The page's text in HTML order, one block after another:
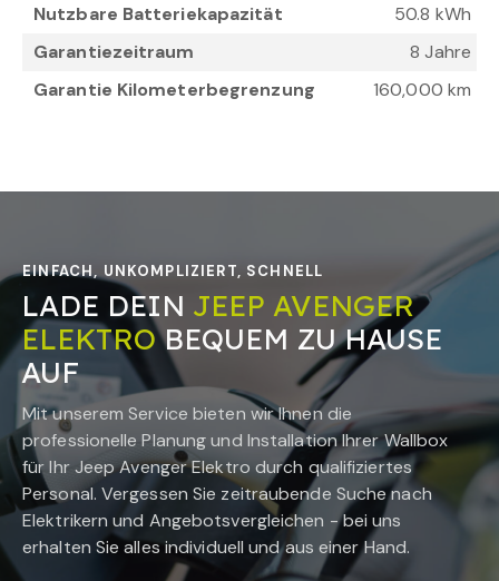
Nutzbare Batteriekapazität
50.8 kWh
Garantiezeitraum
8 Jahre
Garantie Kilometerbegrenzung
160,000 km
EINFACH, UNKOMPLIZIERT, SCHNELL
LADE DEIN JEEP AVENGER
ELEKTROBEQUEM ZU HAUSE
AUF
Mit unserem Service bieten wir Ihnen die
professionelle Planung und Installation Ihrer Wallbox
für IhrJeep Avenger Elektro durch qualifiziertes
Personal. Vergessen Sie zeitraubende Suche nach
Elektrikern und Angebotsvergleichen - bei uns
erhalten Sie alles individuell und aus einer Hand.